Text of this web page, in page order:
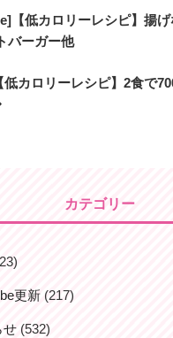
【低カロリーレシピ】揚
バーガー他
カロリーレシピ】2食で
カテゴリー
更新 (217)
せ (532)